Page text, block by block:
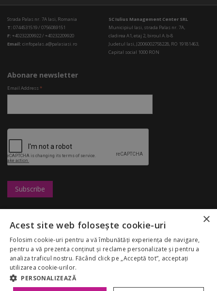
Strada Palas nr. 7A Iasi, Romania
T: 0744531519 / 0756089151
F: +40232209922 / +40232209920
Email: cinfopalas.a@palasiasi.ro
SC Iulius Management Center SRL
Municipiul Iasi, strada Palas nr. 7A,
cladirea A1, etaj 2, biroul A.b-8
Judetul Iasi, J2006002758228, RO 19181463,
Capital social 1000 RON
Abonare newsletter
Email Address*
Marketing
Regulamentul
Palas Mall
My Account
GDPR
Congresshall
Targuri
Restaurante
Reduceri
Despre noi
×
Acest site web folosește cookie-uri
Folosim cookie-uri pentru a vă îmbunătăți experiența de navigare,
pentru a vă prezenta conținut și reclame personalizate și pentru a
analiza traficul nostru. Făcând click pe „Acceptă tot”, acceptați
utilizarea cookie-urilor.
PERSONALIZEAZĂ